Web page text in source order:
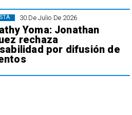
30 De Julio De 2026
Yoma: Jonathan
rechaza
por difusión de